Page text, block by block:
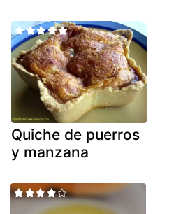
Quiche de puerros
y manzana